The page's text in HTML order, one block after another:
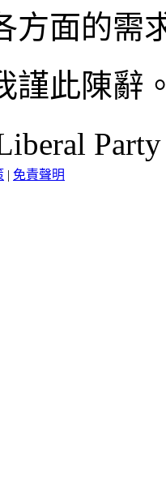
方面的需
謹此陳辭。
| 免責聲明